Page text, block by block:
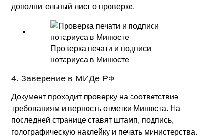
дополнительный лист о проверке.
Проверка печати и подписи
нотариуса в Минюсте
4. Заверение в МИДе РФ
Документ проходит проверку на соответствие
требованиям и верность отметки Минюста. На
последней странице ставят штамп, подпись,
голографическую наклейку и печать министерства.